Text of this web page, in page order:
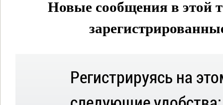
Новые сообщения в этой
Регистрируясь на